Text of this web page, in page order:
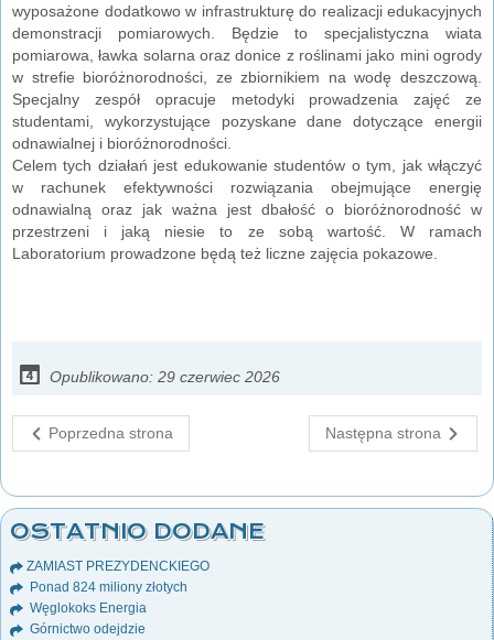
wyposażone dodatkowo w infrastrukturę do realizacji edukacyjnych
demonstracji pomiarowych. Będzie to specjalistyczna wiata
pomiarowa, ławka solarna oraz donice z roślinami jako mini ogrody
w strefie bioróżnorodności, ze zbiornikiem na wodę deszczową.
Specjalny zespół opracuje metodyki prowadzenia zajęć ze
studentami, wykorzystujące pozyskane dane dotyczące energii
odnawialnej i bioróżnorodności.
Celem tych działań jest edukowanie studentów o tym, jak włączyć
w rachunek efektywności rozwiązania obejmujące energię
odnawialną oraz jak ważna jest dbałość o bioróżnorodność w
przestrzeni i jaką niesie to ze sobą wartość. W ramach
Laboratorium prowadzone będą też liczne zajęcia pokazowe.
Opublikowano: 29 czerwiec 2026
Poprzedna strona Następna strona
OSTATNIO DODANE
ZAMIAST PREZYDENCKIEGO
Ponad 824 miliony złotych
Węglokoks Energia
Górnictwo odejdzie